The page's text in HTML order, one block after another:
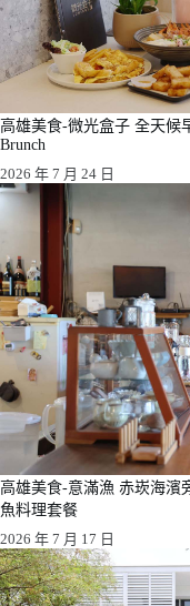
高雄美食-微光盒子 全天候
Brunch
2026 年 7 月 24 日
高雄美食-意滿漁 赤崁海濱
魚料理套餐
2026 年 7 月 17 日